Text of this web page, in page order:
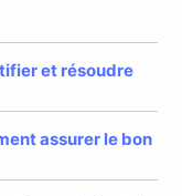
et résoudre
assurer le bon